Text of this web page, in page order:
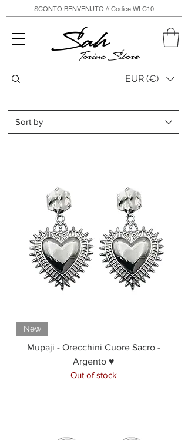
Sah
Torino Store
SCONTO BENVENUTO // Codice WLC10
EUR (€)
New
Mupaji - Orecchini Cuore Sacro -
Argento ♥
Out of stock